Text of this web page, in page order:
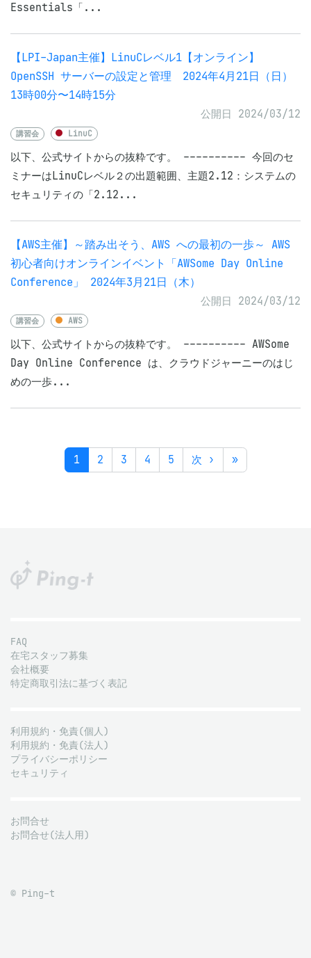
Essentials「...
【LPI-Japan主催】LinuCレベル1【オンライン】
OpenSSH サーバーの設定と管理 2024年4月21日（日）
13時00分〜14時15分
公開日 2024/03/12
講習会 LinuC
以下、公式サイトからの抜粋です。 ---------- 今回のセ
ミナーはLinuCレベル２の出題範囲、主題2.12：システムの
セキュリティの「2.12...
【AWS主催】～踏み出そう、AWS への最初の一歩～ AWS
初心者向けオンラインイベント「AWSome Day Online
Conference」 2024年3月21日（木）
公開日 2024/03/12
講習会 AWS
以下、公式サイトからの抜粋です。 ---------- AWSome
Day Online Conference は、クラウドジャーニーのはじ
めの一歩...
1 2 3 4 5 次 › »
FAQ
在宅スタッフ募集
会社概要
特定商取引法に基づく表記
利用規約・免責(個人)
利用規約・免責(法人)
プライバシーポリシー
セキュリティ
お問合せ
お問合せ(法人用)
© Ping-t